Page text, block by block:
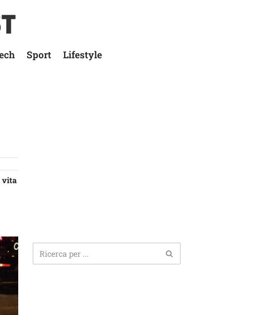
Sport Lifestyle
vita